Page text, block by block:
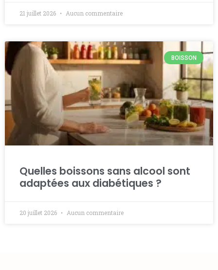
21 juillet 2026 Aucun commentaire
BOISSON
Quelles boissons sans alcool sont
adaptées aux diabétiques ?
20 juillet 2026 Aucun commentaire